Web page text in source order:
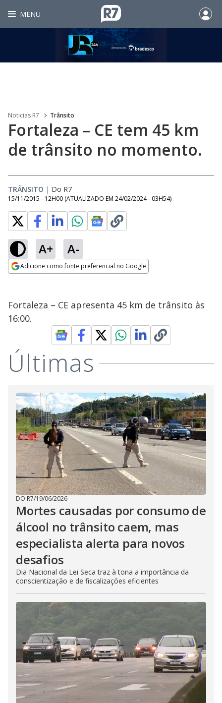
MENU
Noticias R7 Trânsito
Fortaleza – CE tem 45 km
de trânsito no momento.
TRÂNSITO | Do R7
15/11/2015 - 12H00 (ATUALIZADO EM 24/02/2024 - 03H54)
A+ A-
Adicione como fonte preferencial no Google
Fortaleza – CE apresenta 45 km de trânsito às
16:00.
Últimas
DO R7/19/06/2026
Mortes causadas por consumo de
álcool no trânsito caem, mas
especialista alerta para novos
desafios
Dia Nacional da Lei Seca traz à tona a importância da
conscientização e de fiscalizações eficientes